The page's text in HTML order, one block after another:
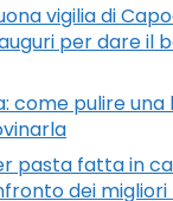
vigilia di
per dare il
come pulire una
pasta fatta in
dei